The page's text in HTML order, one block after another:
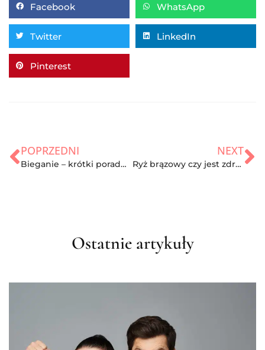
Facebook WhatsApp
Twitter LinkedIn
Pinterest
POPRZEDNI
Bieganie – krótki poradnik dla początkujących
NEXT
Ryż brązowy czy jest zdrowy? Sprawdzamy właściwości
Ostatnie artykuły